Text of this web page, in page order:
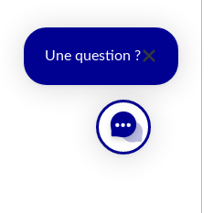
Une question ?